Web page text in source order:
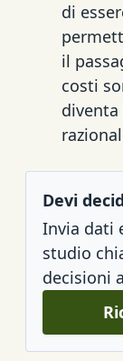
di
il
costi
Devi
Invia dati
studio
decisioni